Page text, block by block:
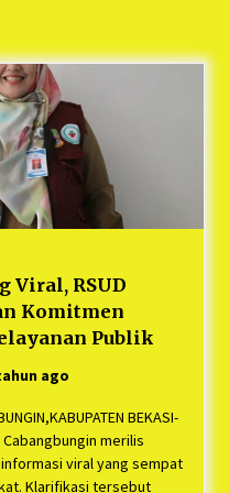
Langkah Dikha, Penari
Viral Ternyata Anak
Karena Kecewa Tak Dapat
Para Peserta Retret
Bekasi Pulang duluan
Lingkungan dari Sampah
Ratusan Peserta : Mudik
KOSMI Indonesia Gilang
Viral, RSUD
Komitmen
Publik
ago
BEKASI-
Cabangbungin merilis
viral yang sempat
Klarifikasi tersebut